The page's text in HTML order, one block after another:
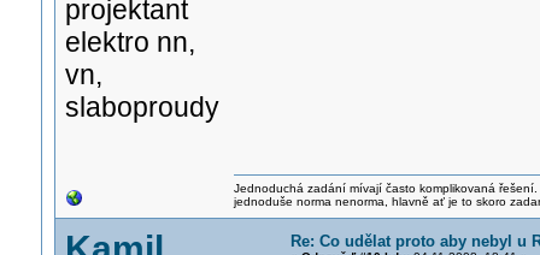
projektant
elektro nn,
vn,
slaboproudy
Jednoduchá zadání mívají často komplikovaná
jednoduše norma nenorma, hlavně ať je to skoro
Re: Co udělat proto aby nebyl u